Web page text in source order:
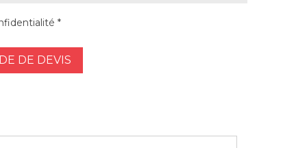
*
DE DEVIS